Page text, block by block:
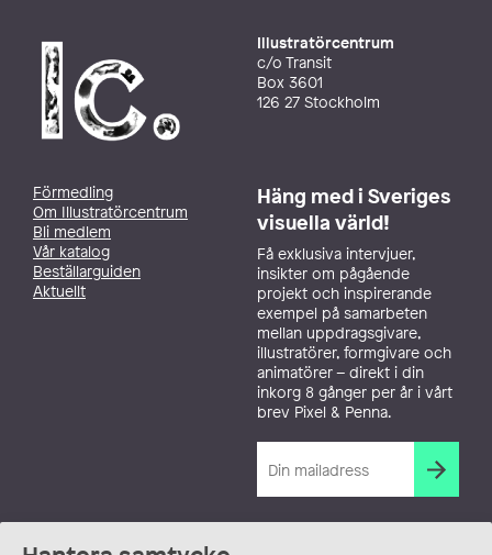
Illustratörcentrum
c/o Transit
Box 3601
126 27 Stockholm
Förmedling
Om Illustratörcentrum
Bli medlem
Vår katalog
Beställarguiden
Aktuellt
Häng med i Sveriges
visuella värld!
Få exklusiva intervjuer,
insikter om pågående
projekt och inspirerande
exempel på samarbeten
mellan uppdragsgivare,
illustratörer, formgivare och
animatörer – direkt i din
inkorg 8 gånger per år i vårt
brev Pixel & Penna.